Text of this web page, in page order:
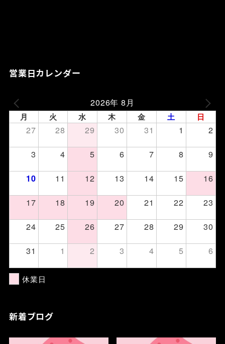
営業日カレンダー
2026年 8月
月 火 水 木 金 土 日
27 28 29 30 31 1
2
3
4 5 6 7 8 9
10 11 12 13 14 15
16
17
18 19 20 21 22
23
24
25 26 27 28 29
30
31
1 2 3 4 5 6
休業日
新着ブログ